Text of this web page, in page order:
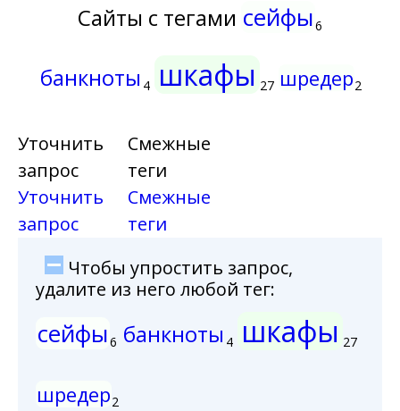
Сайты с тегами сейфы6
банкноты 4 шкафы 27 шредер2
Уточнить
запрос
Уточнить
запрос
Смежные
теги
Смежные
теги
Чтобы упростить запрос,
удалите из него любой тег:
сейфы6 банкноты 4 шкафы 27
шредер2